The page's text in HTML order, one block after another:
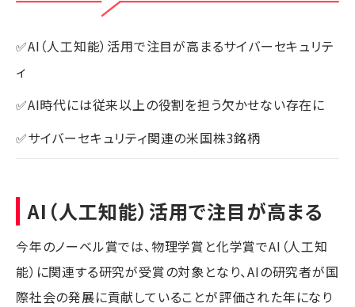
✅AI（人工知能）活用で注目が高まるサイバーセキュリテ
ィ
✅AI時代には従来以上の役割を担う欠かせない存在に
✅サイバーセキュリティ関連の米国株3銘柄
AI（人工知能）活用で注目が高まる
今年のノーベル賞では、物理学賞と化学賞でAI（人工知
能）に関連する研究が受賞の対象となり、AIの研究者が国
際社会の発展に貢献していることが評価された年になり